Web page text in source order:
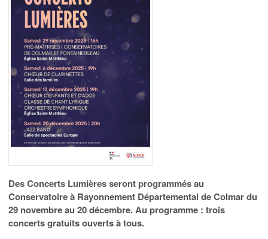
Des Concerts Lumières seront programmés au
Conservatoire à Rayonnement Départemental de Colmar du
29 novembre au 20 décembre. Au programme : trois
concerts gratuits ouverts à tous.